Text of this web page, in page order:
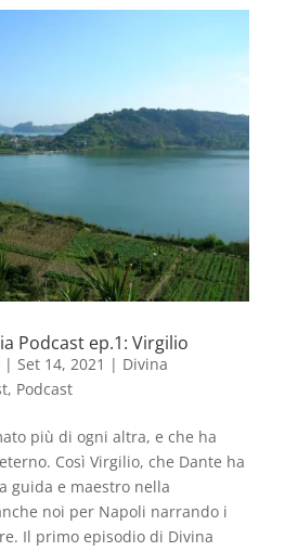
Podcast ep.1: Virgilio
| Set 14, 2021 | Divina
, Podcast
più di ogni altra, e che ha
Così Virgilio, che Dante ha
guida e maestro nella
noi per Napoli narrando i
Il primo episodio di Divina